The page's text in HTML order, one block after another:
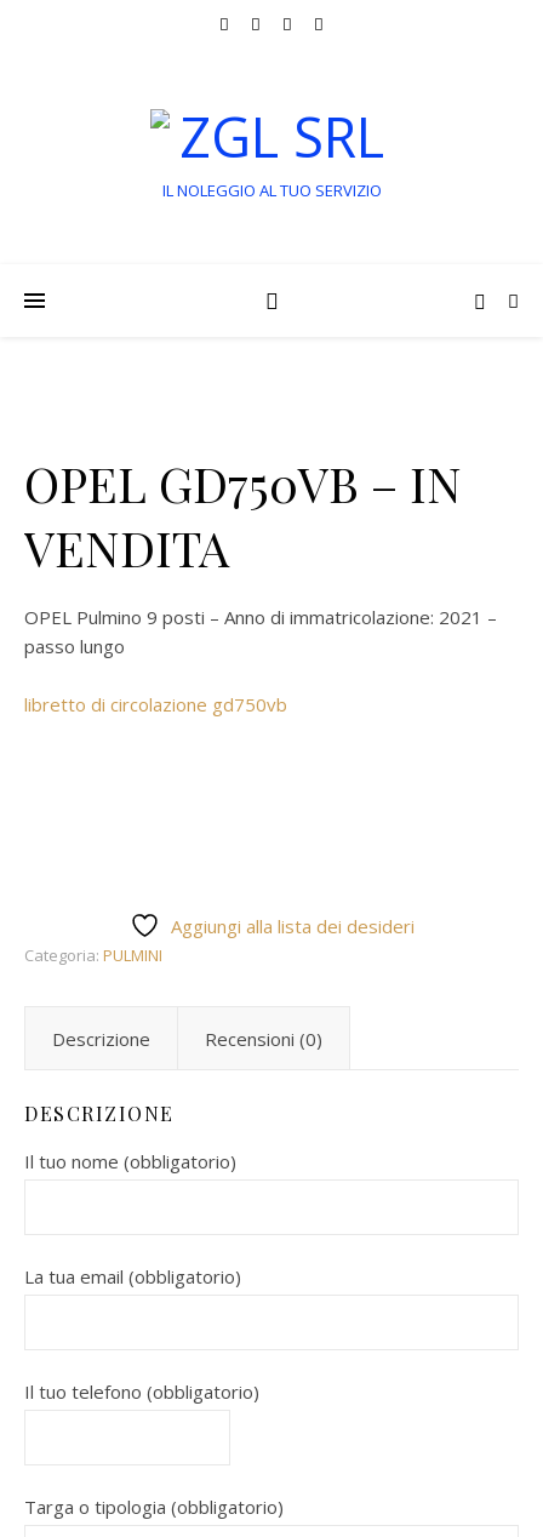
IL NOLEGGIO AL TUO SERVIZIO
OPEL GD750VB – IN
VENDITA
OPEL Pulmino 9 posti – Anno di immatricolazione: 2021 –
passo lungo
libretto di circolazione gd750vb
Aggiungi alla lista dei desideri
Categoria: PULMINI
Descrizione Recensioni (0)
DESCRIZIONE
Il tuo nome (obbligatorio)
La tua email (obbligatorio)
Il tuo telefono (obbligatorio)
Targa o tipologia (obbligatorio)